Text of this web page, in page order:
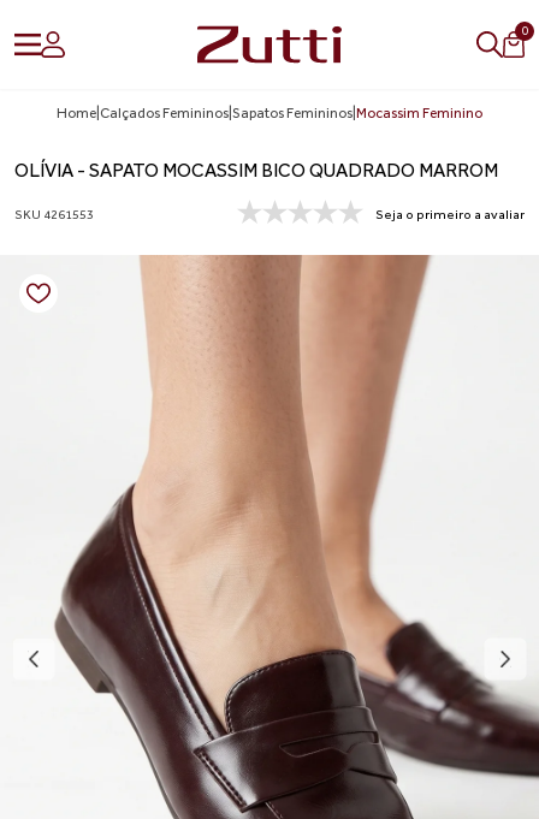
0
Home Calçados Femininos Sapatos Femininos Mocassim Feminino
OLÍVIA - SAPATO MOCASSIM BICO QUADRADO MARROM
SKU 4261553 Seja o primeiro a avaliar